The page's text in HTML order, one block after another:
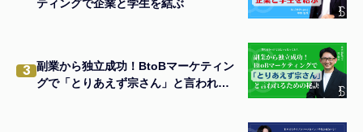
ティングで企業と学生を結ぶ
3 副業から独立成功！BtoBマーケティン
グで「とりあえず宗さん」と言われる